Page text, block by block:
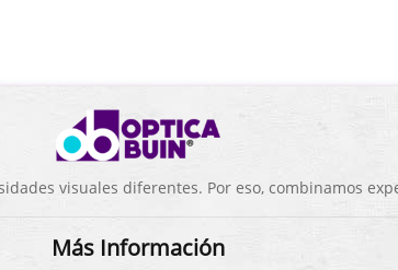
visuales diferentes. Por eso, combinamos
Más Información